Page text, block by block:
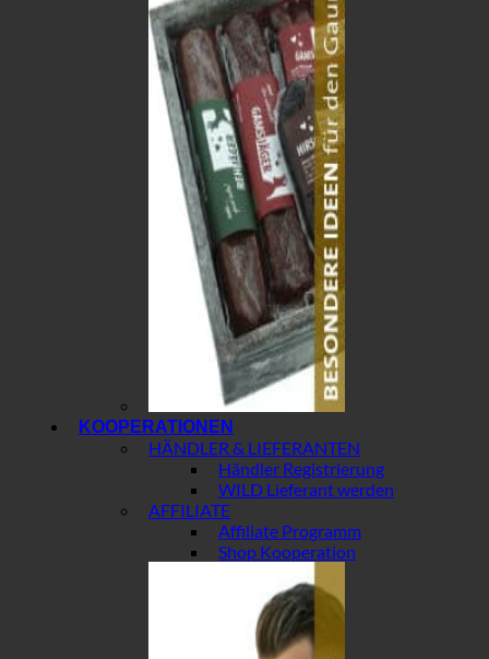
KOOPERATIONEN
HÄNDLER & LIEFERANTEN
Händler Registrierung
WILD Lieferant werden
AFFILIATE
Affiliate Programm
Shop Kooperation